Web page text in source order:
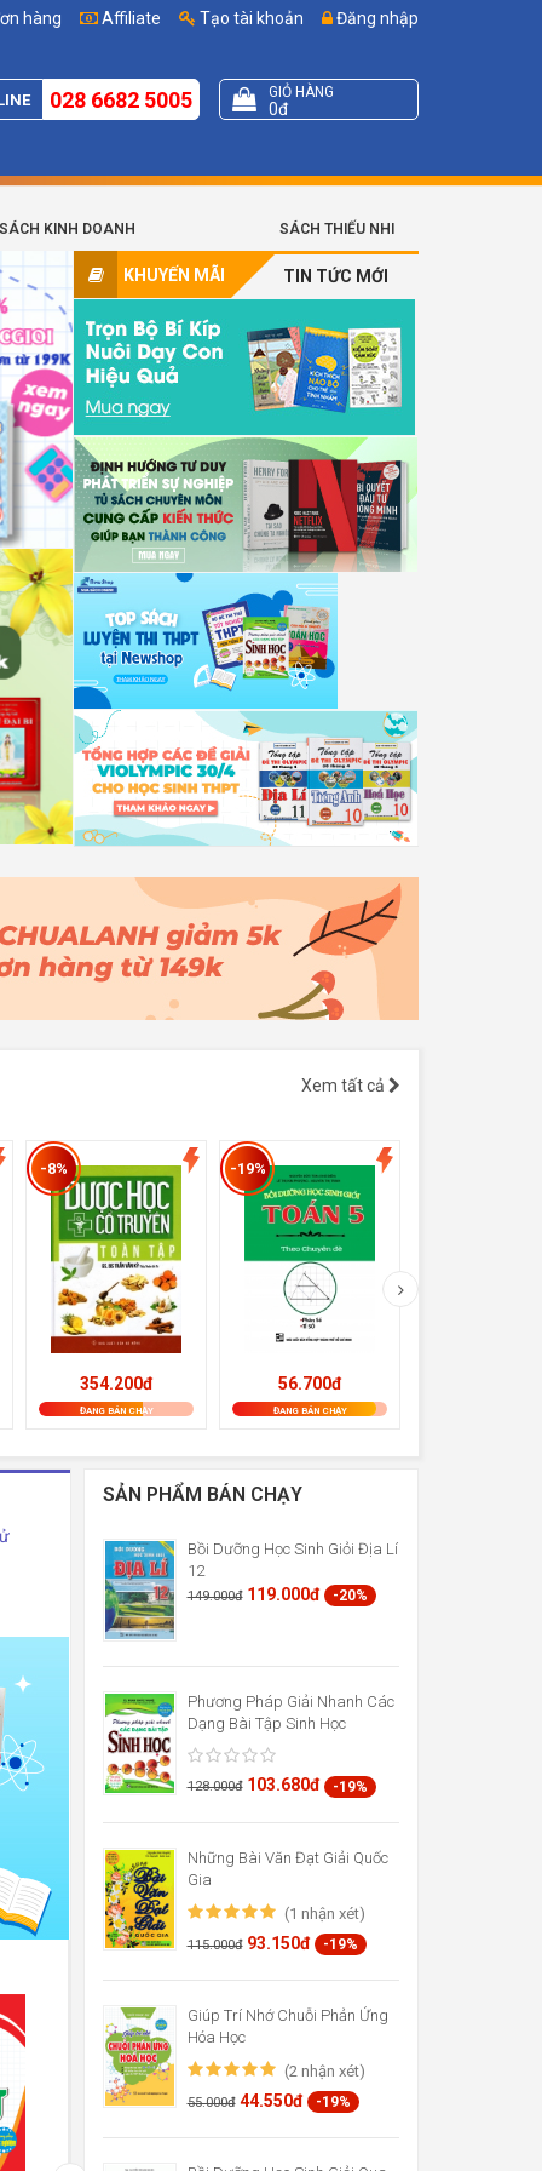
Affiliate Tạo tài khoản Đăng nhập
hàng
028 6682 5005 GIỎ HÀNG
0đ
SÁCH KINH DOANH SÁCH THIẾU NHI
KHUYẾN MÃI TIN TỨC MỚI
Xem tất cả
-8%
354.200đ
ĐANG BÁN CHẠY
-19%
56.700đ
ĐANG BÁN CHẠY
SẢN PHẨM BÁN CHẠY
Bồi Dưỡng Học Sinh Giỏi Địa Lí
12
149.000đ 119.000đ -20%
Phương Pháp Giải Nhanh Các
Dạng Bài Tập Sinh Học
128.000đ 103.680đ -19%
Những Bài Văn Đạt Giải Quốc
Gia
(1 nhận xét)
115.000đ 93.150đ -19%
Giúp Trí Nhớ Chuỗi Phản Ứng
Hóa Học
(2 nhận xét)
55.000đ 44.550đ -19%